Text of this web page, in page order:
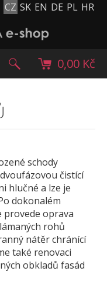
CZ SK EN DE PL HR
0,00 Kč
schody
čistící
hlučné a lze je
dokonalém
provede oprava
rohů
nátěr chránící
také renovaci
obkladů fasád